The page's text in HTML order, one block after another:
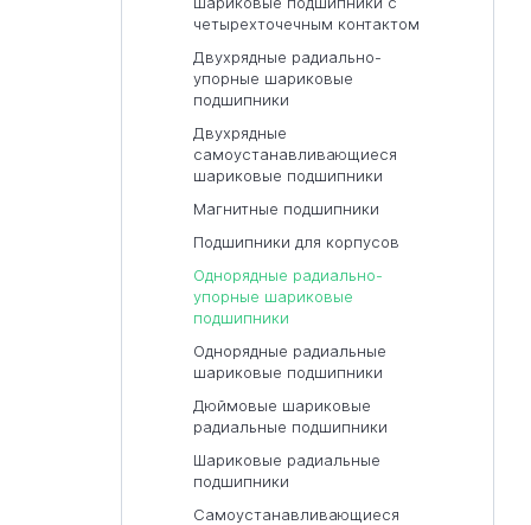
четырехточечным контактом
Двухрядные радиально-
упорные шариковые
подшипники
Двухрядные
самоустанавливающиеся
шариковые подшипники
Магнитные подшипники
Подшипники для корпусов
Однорядные радиально-
упорные шариковые
подшипники
Однорядные радиальные
шариковые подшипники
Дюймовые шариковые
радиальные подшипники
Шариковые радиальные
подшипники
Самоустанавливающиеся